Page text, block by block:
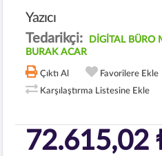
Yazıcı
Tedarikçi:
DİGİTAL BÜRO
BURAK ACAR
Çıktı Al
Favorilere Ekle
Karşılaştırma Listesine Ekle
72.615,02